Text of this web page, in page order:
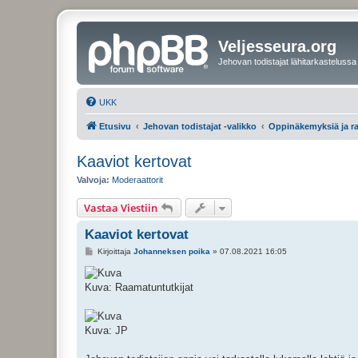
Veljesseura.org
Jehovan todistajat lähitarkastelussa
UKK
Etusivu Jehovan todistajat -valikko Oppinäkemyksiä ja
Kaaviot kertovat
Valvoja: Moderaattorit
Vastaa Viestiin
Kaaviot kertovat
V
e
s
t
Kirjoittaja Johanneksen poika » 07.08.2021 16:05
Kuva: Raamatuntutkijat
Kuva: JP